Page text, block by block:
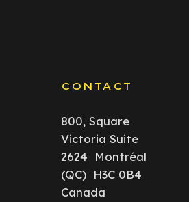
CONTACT
800, Square
Victoria Suite
2624 Montréal
(QC) H3C 0B4
Canada